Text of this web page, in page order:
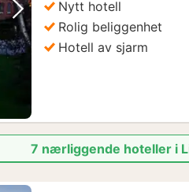
Neste bilde
Nytt hotell
Rolig beliggenhet
Hotell av sjarm
7 nærliggende hoteller i